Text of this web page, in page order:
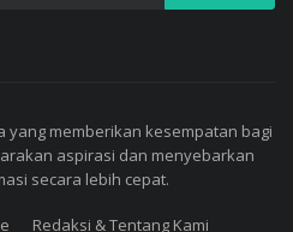
yang memberikan kesempatan bagi
aspirasi dan menyebarkan
secara lebih cepat.
Redaksi & Tentang Kami